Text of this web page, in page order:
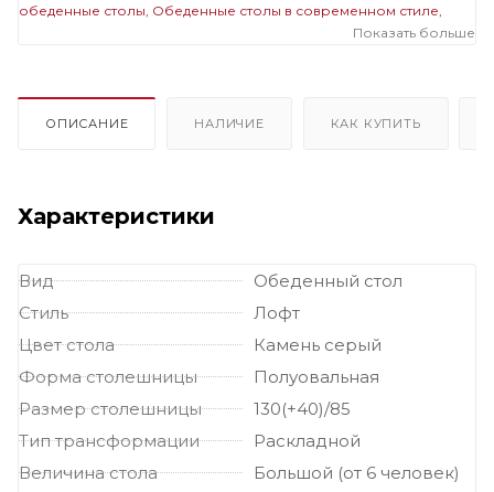
обеденные столы Обеденные столы в современном стиле
Большие обеденные столы
Деревянные столы на одной ножке
столы Раздвижные и раскладные овальные столы Раздвижные и
столы Прямоугольные столы на одной ножке
большие столы
Показать больше
ОПИСАНИЕ НАЛИЧИЕ КАК КУПИТЬ
Характеристики
Вид
Обеденный стол
Стиль
Лофт
Цвет стола
Камень серый
Форма столешницы
Полуовальная
Размер столешницы
130(+40)/85
Тип трансформации
Раскладной
Величина стола
Большой (от 6 человек)